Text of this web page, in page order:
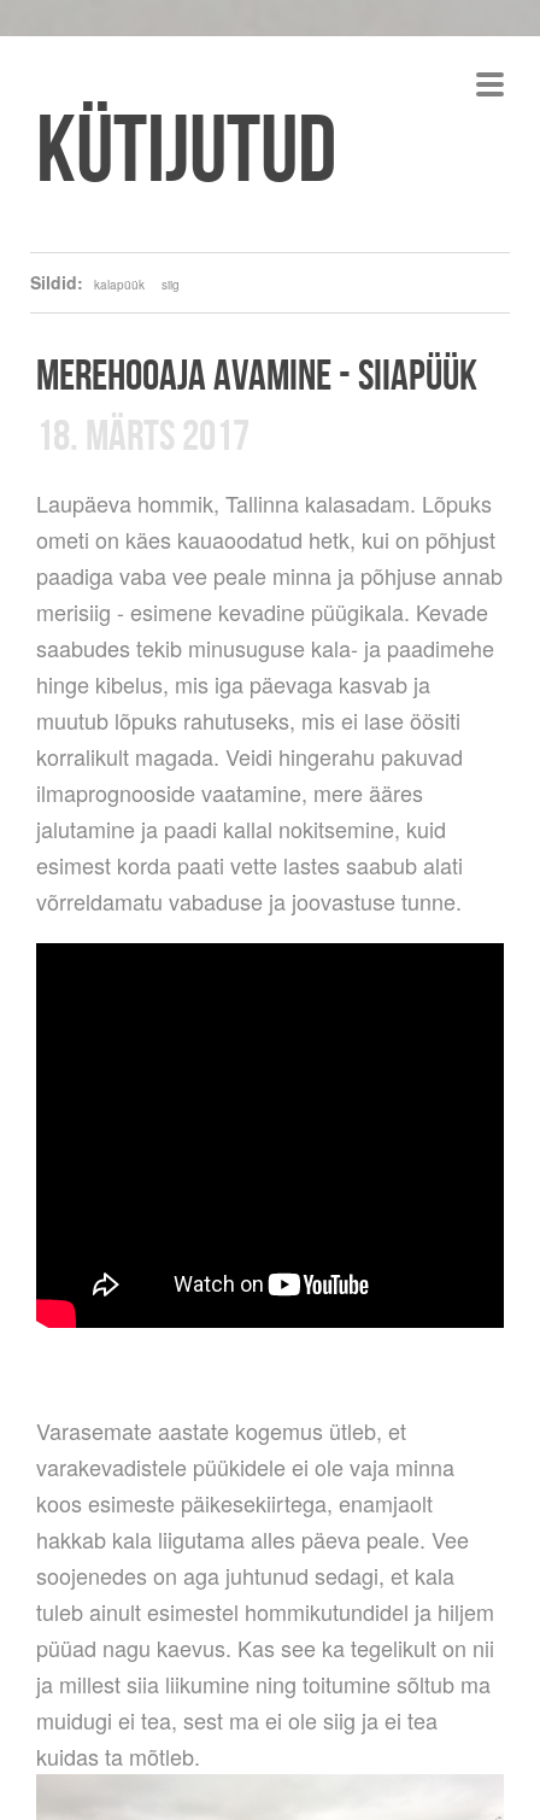
Kütijutud
Sildid: kalapüük siig
MEREHOOAJA AVAMINE - SIIAPÜÜK
18. MÄRTS 2017
Laupäeva hommik, Tallinna kalasadam. Lõpuks
ometi on käes kauaoodatud hetk, kui on põhjust
paadiga vaba vee peale minna ja põhjuse annab
merisiig - esimene kevadine püügikala. Kevade
saabudes tekib minusuguse kala- ja paadimehe
hinge kibelus, mis iga päevaga kasvab ja
muutub lõpuks rahutuseks, mis ei lase öösiti
korralikult magada. Veidi hingerahu pakuvad
ilmaprognooside vaatamine, mere ääres
jalutamine ja paadi kallal nokitsemine, kuid
esimest korda paati vette lastes saabub alati
võrreldamatu vabaduse ja joovastuse tunne.
Varasemate aastate kogemus ütleb, et
varakevadistele püükidele ei ole vaja minna
koos esimeste päikesekiirtega, enamjaolt
hakkab kala liigutama alles päeva peale. Vee
soojenedes on aga juhtunud sedagi, et kala
tuleb ainult esimestel hommikutundidel ja hiljem
püüad nagu kaevus. Kas see ka tegelikult on nii
ja millest siia liikumine ning toitumine sõltub ma
muidugi ei tea, sest ma ei ole siig ja ei tea
kuidas ta mõtleb.